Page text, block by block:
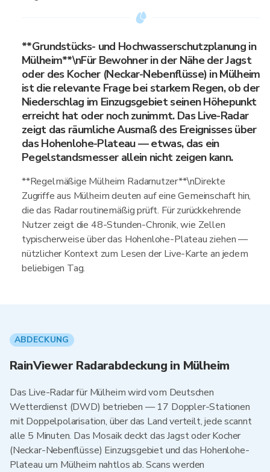
**Grundstücks- und Hochwasserschutzplanung in
Mülheim**\nFür Bewohner in der Nähe der Jagst
oder des Kocher (Neckar-Nebenflüsse) in Mülheim
ist die relevante Frage bei starkem Regen, ob der
Niederschlag im Einzugsgebiet seinen Höhepunkt
erreicht hat oder noch zunimmt. Das Live-Radar
zeigt das räumliche Ausmaß des Ereignisses über
das Hohenlohe-Plateau — etwas, das ein
Pegelstandsmesser allein nicht zeigen kann.
**Regelmäßige Mülheim Radarnutzer**\nDirekte
Zugriffe aus Mülheim deuten auf eine Gemeinschaft hin,
die das Radar routinemäßig prüft. Für zurückkehrende
Nutzer zeigt die 48-Stunden-Chronik, wie Zellen
typischerweise über das Hohenlohe-Plateau ziehen —
nützlicher Kontext zum Lesen der Live-Karte an jedem
beliebigen Tag.
ABDECKUNG
RainViewer Radarabdeckung in Mülheim
Das Live-Radar für Mülheim wird vom Deutschen
Wetterdienst (DWD) betrieben — 17 Doppler-Stationen
mit Doppelpolarisation, über das Land verteilt, jede scannt
alle 5 Minuten. Das Mosaik deckt das Jagst oder Kocher
(Neckar-Nebenflüsse) Einzugsgebiet und das Hohenlohe-
Plateau um Mülheim nahtlos ab. Scans werden